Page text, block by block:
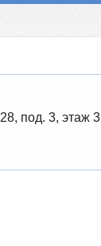
под. 3, этаж 3